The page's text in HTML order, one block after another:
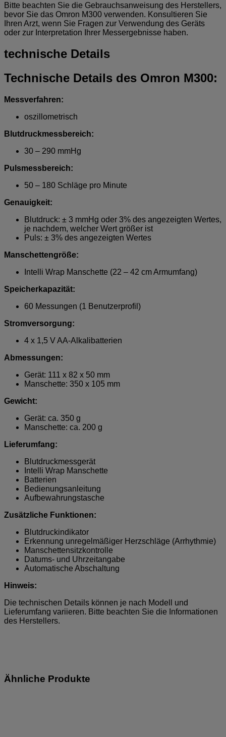
Bitte beachten Sie die Gebrauchsanweisung des Herstellers,
bevor Sie das Omron M300 verwenden. Konsultieren Sie
Ihren Arzt, wenn Sie Fragen zur Verwendung des Geräts
oder zur Interpretation Ihrer Messergebnisse haben.
technische Details
Technische Details des Omron M300:
Messverfahren:
oszillometrisch
Blutdruckmessbereich:
30 – 290 mmHg
Pulsmessbereich:
50 – 180 Schläge pro Minute
Genauigkeit:
Blutdruck: ± 3 mmHg oder 3% des angezeigten Wertes,
je nachdem, welcher Wert größer ist
Puls: ± 3% des angezeigten Wertes
Manschettengröße:
Intelli Wrap Manschette (22 – 42 cm Armumfang)
Speicherkapazität:
60 Messungen (1 Benutzerprofil)
Stromversorgung:
4 x 1,5 V AA-Alkalibatterien
Abmessungen:
Gerät: 111 x 82 x 50 mm
Manschette: 350 x 105 mm
Gewicht:
Gerät: ca. 350 g
Manschette: ca. 200 g
Lieferumfang:
Blutdruckmessgerät
Intelli Wrap Manschette
Batterien
Bedienungsanleitung
Aufbewahrungstasche
Zusätzliche Funktionen:
Blutdruckindikator
Erkennung unregelmäßiger Herzschläge (Arrhythmie)
Manschettensitzkontrolle
Datums- und Uhrzeitangabe
Automatische Abschaltung
Hinweis:
Die technischen Details können je nach Modell und
Lieferumfang variieren. Bitte beachten Sie die Informationen
des Herstellers.
Ähnliche Produkte